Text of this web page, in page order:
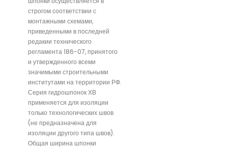
строгом соответствии с
монтажными схемами,
приведенными в последней
редакии технического
регламента 186-07, принятого
и утвержденного всеми
значимыми строительными
институтами на территории РФ.
Серия гидрошпонок ХВ
применяется для изоляции
только технологических швов
(не предназначена для
изоляции другого типа швов).
Общая ширина шпонки